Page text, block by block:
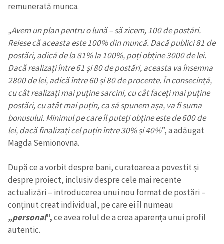
remunerată munca.
„Avem un plan pentru o lună – să zicem, 100 de postări.
Reiese că aceasta este 100% din muncă. Dacă publici 81 de
postări, adică de la 81% la 100%, poți obține 3000 de lei.
Dacă realizați între 61 și 80 de postări, aceasta va însemna
2800 de lei, adică între 60 și 80 de procente. În consecință,
cu cât realizați mai puține sarcini, cu cât faceți mai puține
postări, cu atât mai puțin, ca să spunem așa, va fi suma
bonusului. Minimul pe care îl puteți obține este de 600 de
lei, dacă finalizați cel puțin între 30% și 40%”, a adăugat
Magda Semionovna.
După ce a vorbit despre bani, curatoareaa povestit și
despre proiect, inclusiv despre cele mai recente
actualizări – introducerea unui nou format de postări –
conținut creat individual, pe care ei îl numeau
„personal”,ce avea rolul de a crea aparența unui profil
autentic.